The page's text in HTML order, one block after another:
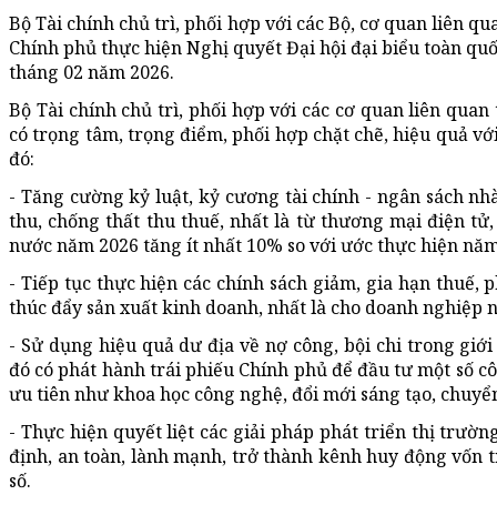
Bộ Tài chính chủ trì, phối hợp với các Bộ, cơ quan liên
Chính phủ thực hiện Nghị quyết Đại hội đại biểu toàn
tháng 02 năm 2026.
Bộ Tài chính chủ trì, phối hợp với các cơ quan liên
có trọng tâm, trọng điểm, phối hợp chặt chẽ, hiệu quả
đó:
- Tăng cường kỷ luật, kỷ cương tài chính - ngân sách
thu, chống thất thu thuế, nhất là từ thương mại điện
nước năm 2026 tăng ít nhất 10% so với ước thực hiện
- Tiếp tục thực hiện các chính sách giảm, gia hạn
thúc đẩy sản xuất kinh doanh, nhất là cho doanh nghiệp
- Sử dụng hiệu quả dư địa về nợ công, bội chi trong
đó có phát hành trái phiếu Chính phủ để đầu tư một số
ưu tiên như khoa học công nghệ, đổi mới sáng tạo,
- Thực hiện quyết liệt các giải pháp phát triển thị
định, an toàn, lành mạnh, trở thành kênh huy động
số.